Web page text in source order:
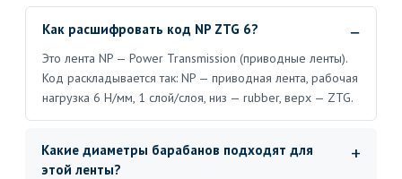
Как расшифровать код NP ZTG 6?
Это лента NP — Power Transmission (приводные ленты).
Код раскладывается так: NP — приводная лента, рабочая
нагрузка 6 Н/мм, 1 слой/слоя, низ — rubber, верх — ZTG.
Какие диаметры барабанов подходят для
этой ленты?